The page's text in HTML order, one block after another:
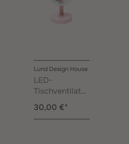
Lund Design House
LED-
Tischventilator
Pink
30,00 €*